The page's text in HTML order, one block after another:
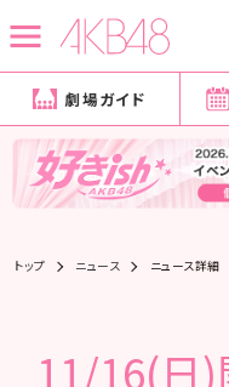
劇場ガイド
トップ ニュース ニュース詳細
11/16(日)